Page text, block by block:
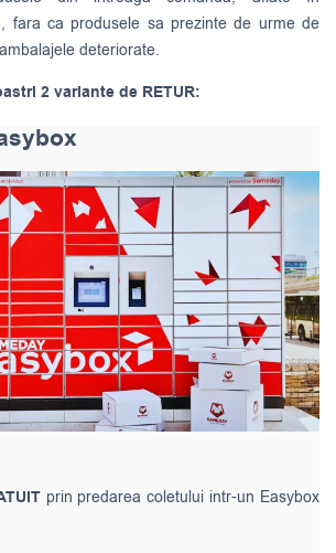
fara ca produsele sa prezinte de urme de
deteriorate.
2 variante de RETUR:
prin predarea coletului intr-un Easybox